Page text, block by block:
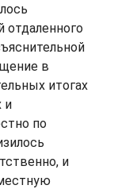
в
итогах
и
по
и